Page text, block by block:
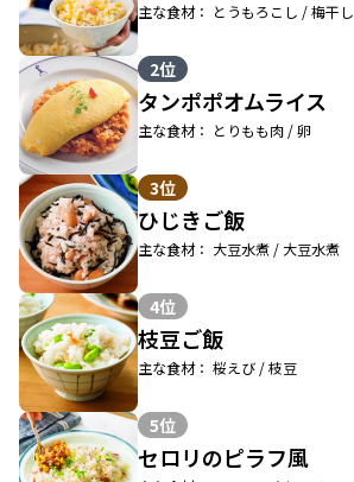
主な食材： とうもろこし / 梅干し
2位
タンポポオムライス
主な食材： とりもも肉 / 卵
3位
ひじきご飯
主な食材： 大豆水煮 / 大豆水煮
4位
枝豆ご飯
主な食材： 桜えび / 枝豆
5位
セロリのピラフ風